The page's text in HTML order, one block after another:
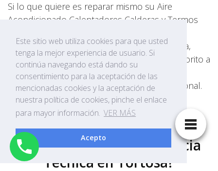
Si lo que quiere es reparar mismo su Aire
Acondicionado Calentadores Calderas y Termos
Tortosa en diversidad de negocios en Tortosa,
nosotros le recomendamos nuestro sitio favorito a
fin de que adquiera repuestos Ariston con
completa confianza y asesoramiento profesional.
¿Quieres solicitar Asistencia
Técnica en Tortosa?
Este sitio web utiliza cookies para que usted
tenga la mejor experiencia de usuario. Si
continúa navegando está dando su
consentimiento para la aceptación de las
mencionadas cookies y la aceptación de
nuestra política de cookies, pinche el enlace
para mayor información. VER MÁS
Acepto